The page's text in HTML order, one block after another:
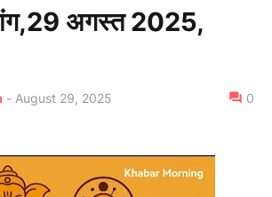
अगस्त 2025,
- August 29, 2025 0